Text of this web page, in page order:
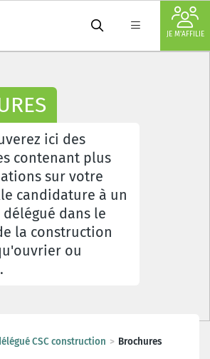
JE M'AFFILIE
ici des
contenant plus
sur votre
candidature à un
dans le
la construction
ou
CSC construction Brochures